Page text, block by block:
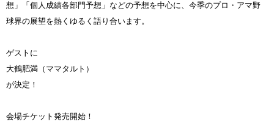
想」「個人成績各部門予想」などの予想を中心に、今季のプロ・アマ野
球界の展望を熱くゆるく語り合います。
ゲストに
大鶴肥満（ママタルト）
が決定！
会場チケット発売開始！